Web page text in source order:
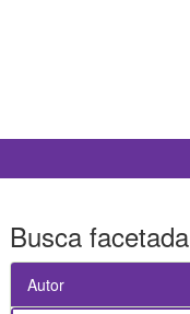
Busca facetada
Autor